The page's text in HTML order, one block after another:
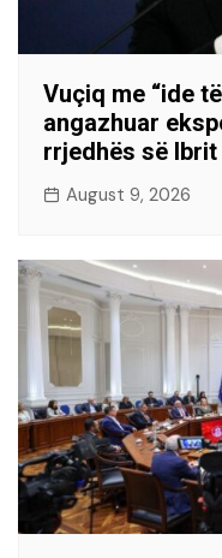
Vuçiq me “ide
angazhuar
rrjedhës së Ibrit
August 9, 2026